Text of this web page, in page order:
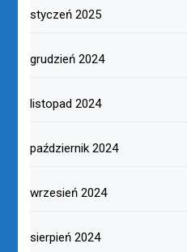
styczeń 2025
grudzień 2024
listopad 2024
październik 2024
wrzesień 2024
sierpień 2024